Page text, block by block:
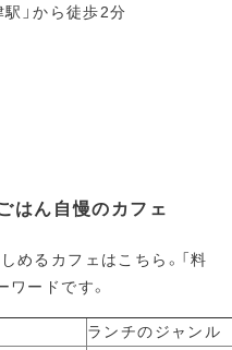
」から徒歩2分
はん自慢のカフェ
めるカフェはこちら。「料
ードです。
ランチのジャンル